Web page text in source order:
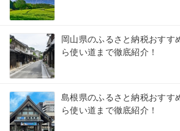
岡山県のふるさと納税おすす
ら使い道まで徹底紹介！
島根県のふるさと納税おすす
ら使い道まで徹底紹介！